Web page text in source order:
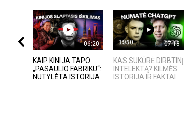
06:20
KAIP KINIJA TAPO
„PASAULIO FABRIKU“:
NUTYLĖTA ISTORIJA
07:18
KAS SUKŪRĖ DIRBTINĮ
INTELEKTĄ? KILMĖS
ISTORIJA IR FAKTAI